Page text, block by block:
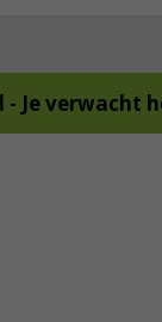
- Je verwacht